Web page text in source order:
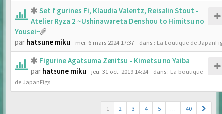
Set figurines Fi, Klaudia Valentz, Reisalin Stout -
Atelier Ryza 2 ~Ushinawareta Denshou to Himitsu no
Yousei~
par hatsune miku - mer. 6 mars 2024 17:37- dans : La boutique de
Figurine Agatsuma Zenitsu - Kimetsu no Yaiba
par hatsune miku - jeu. 31 oct. 2019 14:24- dans : La boutique
de JapanFigs
1 2 3 4 5 … 40